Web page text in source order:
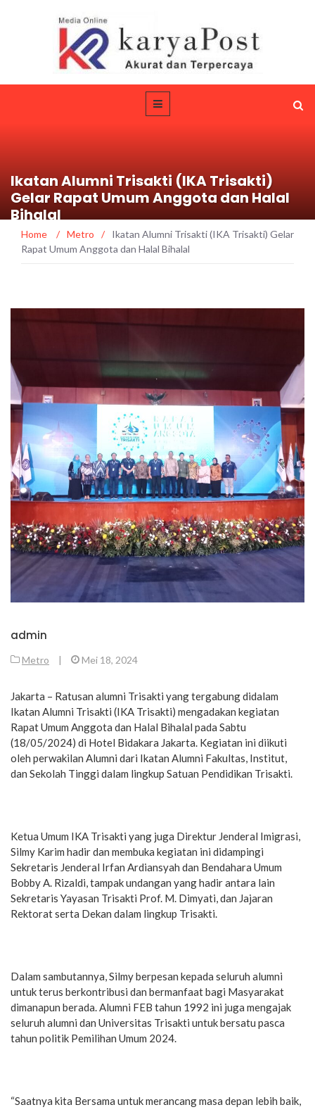
Ikatan Alumni Trisakti (IKA Trisakti)
Gelar Rapat Umum Anggota dan Halal
Bihalal
Home / Metro /
Ikatan Alumni Trisakti (IKA Trisakti) Gelar
Rapat Umum Anggota dan Halal Bihalal
admin
Metro | Mei 18, 2024
Jakarta – Ratusan alumni Trisakti yang tergabung didalam
Ikatan Alumni Trisakti (IKA Trisakti) mengadakan kegiatan
Rapat Umum Anggota dan Halal Bihalal pada Sabtu
(18/05/2024) di Hotel Bidakara Jakarta. Kegiatan ini diikuti
oleh perwakilan Alumni dari Ikatan Alumni Fakultas, Institut,
dan Sekolah Tinggi dalam lingkup Satuan Pendidikan Trisakti.
Ketua Umum IKA Trisakti yang juga Direktur Jenderal Imigrasi,
Silmy Karim hadir dan membuka kegiatan ini didampingi
Sekretaris Jenderal Irfan Ardiansyah dan Bendahara Umum
Bobby A. Rizaldi, tampak undangan yang hadir antara lain
Sekretaris Yayasan Trisakti Prof. M. Dimyati, dan Jajaran
Rektorat serta Dekan dalam lingkup Trisakti.
Dalam sambutannya, Silmy berpesan kepada seluruh alumni
untuk terus berkontribusi dan bermanfaat bagi Masyarakat
dimanapun berada. Alumni FEB tahun 1992 ini juga mengajak
seluruh alumni dan Universitas Trisakti untuk bersatu pasca
tahun politik Pemilihan Umum 2024.
“Saatnya kita Bersama untuk merancang masa depan lebih baik,